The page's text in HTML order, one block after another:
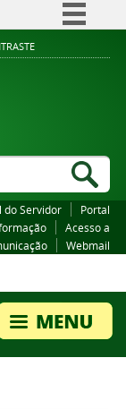
do Servidor
Portal
Acesso a
Webmail